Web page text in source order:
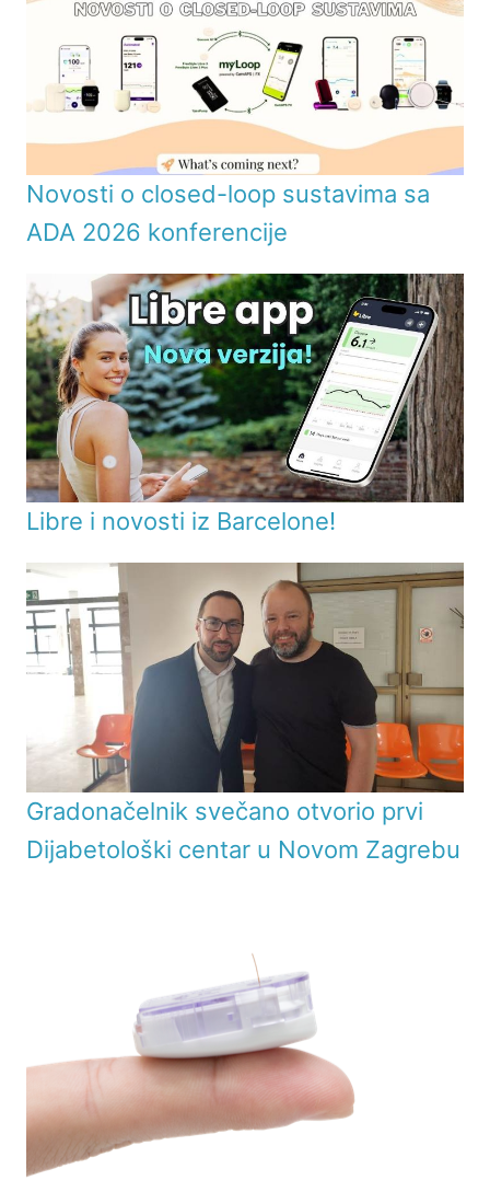
Novosti o closed-loop sustavima sa
ADA 2026 konferencije
Libre i novosti iz Barcelone!
Gradonačelnik svečano otvorio prvi
Dijabetološki centar u Novom Zagrebu